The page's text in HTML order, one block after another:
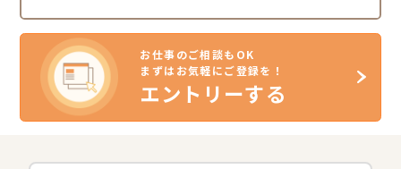
お仕事のご相談もOK
まずはお気軽にご登録を！
エントリーする